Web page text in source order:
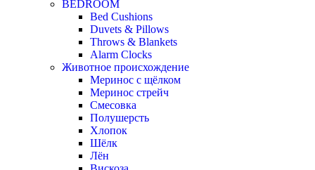
BEDROOM
Bed Cushions
Duvets & Pillows
Throws & Blankets
Alarm Clocks
Животное происхождение
Меринос с щёлком
Меринос стрейч
Смесовка
Полушерсть
Хлопок
Шёлк
Лён